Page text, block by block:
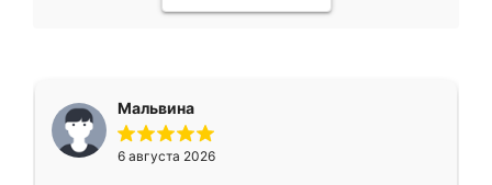
Мальвина
6 августа 2026